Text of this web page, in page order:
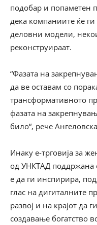
подобар и попаметен
дека компаниите ќе
деловни модели,
реконструираат.
“Фазата на
да ве оставам со
трансформативното
фазата на
било“, рече
Инаку е-трговија за
од УНКТАД поддржана
е да ги инспирира,
глас на дигиталните
развој и на крајот да
создавање богатство